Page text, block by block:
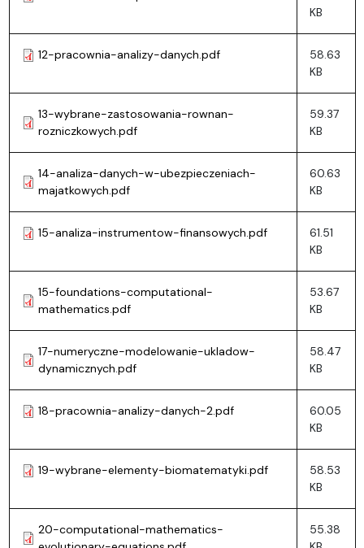
KB
12-pracownia-analizy-danych.pdf
58.63
KB
13-wybrane-zastosowania-rownan-
rozniczkowych.pdf
59.37
KB
14-analiza-danych-w-ubezpieczeniach-
majatkowych.pdf
60.63
KB
15-analiza-instrumentow-finansowych.pdf
61.51
KB
15-foundations-computational-
mathematics.pdf
53.67
KB
17-numeryczne-modelowanie-ukladow-
dynamicznych.pdf
58.47
KB
18-pracownia-analizy-danych-2.pdf
60.05
KB
19-wybrane-elementy-biomatematyki.pdf
58.53
KB
20-computational-mathematics-
55.38